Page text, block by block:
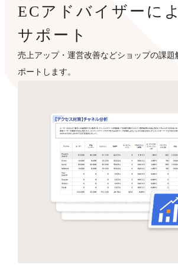
ECアドバイザーに
サポート
売上アップ・運営改善などショップの課題
ポートします。